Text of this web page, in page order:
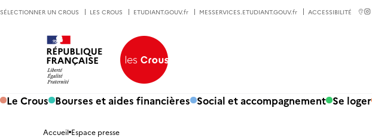
SÉLECTIONNER UN CROUS LES CROUS ETUDIANT.GOUV.fr MESSERVICES.ETUDIANT.GOUV.fr ACCESSIBILITÉ
Le Crous Bourses et aides financières Social et accompagnement Se loger
Accueil Espace presse